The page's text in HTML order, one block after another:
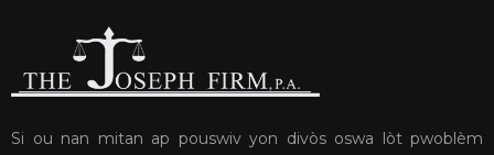
Si ou nan mitan ap pouswiv yon divòs oswa lòt pwoblèm